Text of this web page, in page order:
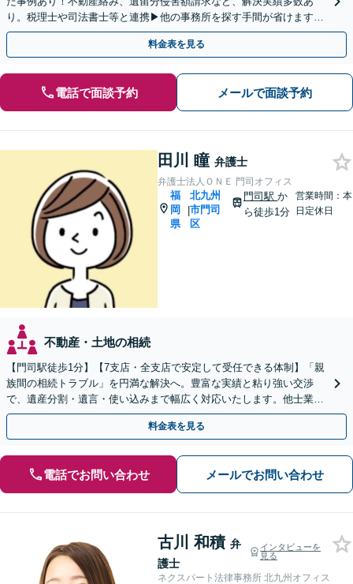
り。税理士や司法書士等と連携▶他の事務所を探す手間が省けます！
不動産会社と連携し無料査定&財産調査も◎
料金表を見る
電話で面談予約 メールで面談予約
田川 瞳 弁護士
弁護士法人ＯＮＥ 門司オフィス
福
岡
県
|
北九州
市門司
区
門司駅 か
ら徒歩1分
営業時間：本
日定休日
不動産・土地の相続
【門司駅徒歩1分】【7支店・全支店で安定して受任できる体制】「親
族間の相続トラブル」を円満な解決へ。豊富な実績と粘り強い交渉
で、遺産分割・遺言・使い込みまで幅広く対応いたします。他士業連
携のワンストップ体制
料金表を見る
電話でお問い合わせ メールでお問い合わせ
古川 和積 弁
護士
インタビューを
見る
ネクスパート法律事務所 北九州オフィス